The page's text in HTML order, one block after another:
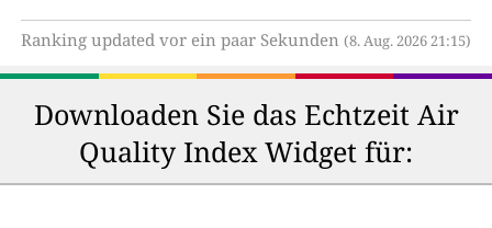
Ranking updated vor ein paar Sekunden (8. Aug. 2026 21:15)
Downloaden Sie das Echtzeit Air
Quality Index Widget für: